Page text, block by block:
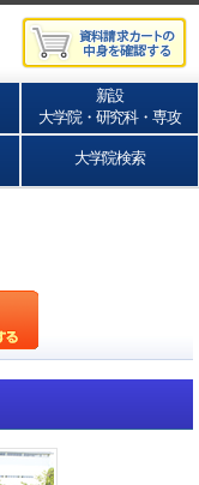
新設
大学院・研究科・専攻
大学院検索